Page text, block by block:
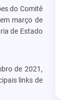
do Comitê
março de
de Estado
de 2021 ,
links de